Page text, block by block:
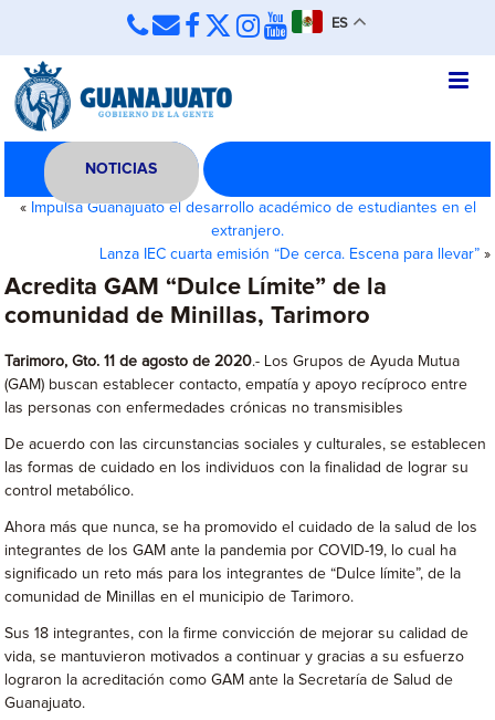
ES
NOTICIAS
« Impulsa Guanajuato el desarrollo académico de estudiantes en el
extranjero.
Lanza IEC cuarta emisión “De cerca. Escena para llevar”»
Acredita GAM “Dulce Límite” de la
comunidad de Minillas, Tarimoro
Tarimoro, Gto. 11 de agosto de 2020.- Los Grupos de Ayuda Mutua
(GAM) buscan establecer contacto, empatía y apoyo recíproco entre
las personas con enfermedades crónicas no transmisibles
De acuerdo con las circunstancias sociales y culturales, se establecen
las formas de cuidado en los individuos con la finalidad de lograr su
control metabólico.
Ahora más que nunca, se ha promovido el cuidado de la salud de los
integrantes de los GAM ante la pandemia por COVID-19, lo cual ha
significado un reto más para los integrantes de “Dulce límite”, de la
comunidad de Minillas en el municipio de Tarimoro.
Sus 18 integrantes, con la firme convicción de mejorar su calidad de
vida, se mantuvieron motivados a continuar y gracias a su esfuerzo
lograron la acreditación como GAM ante la Secretaría de Salud de
Guanajuato.